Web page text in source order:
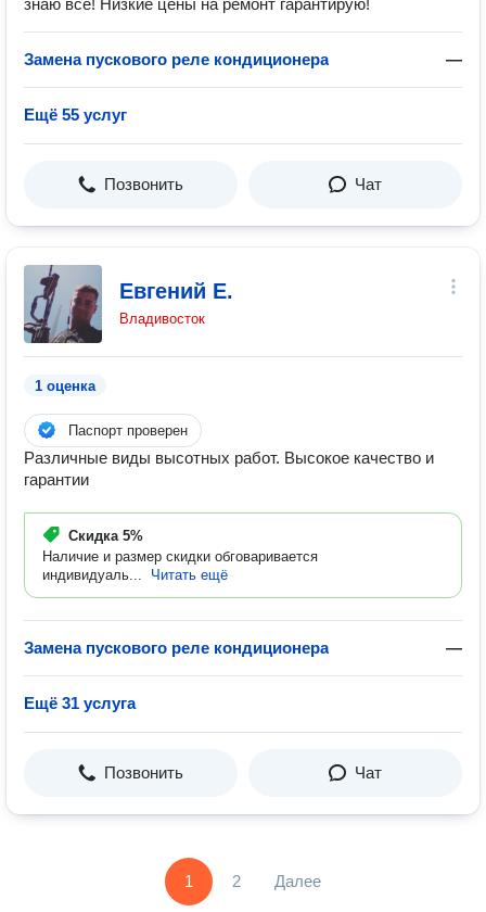
знаю все! Низкие цены на ремонт гарантирую!
Замена пускового реле кондиционера —
Ещё 55 услуг
Позвонить Чат
Евгений Е.
Владивосток
1 оценка
Паспорт проверен
Различные виды высотных работ. Высокое качество и
гарантии
Скидка 5%
Наличие и размер скидки обговаривается
индивидуаль...
Читать ещё
Замена пускового реле кондиционера —
Ещё 31 услуга
Позвонить Чат
1 2 Далее